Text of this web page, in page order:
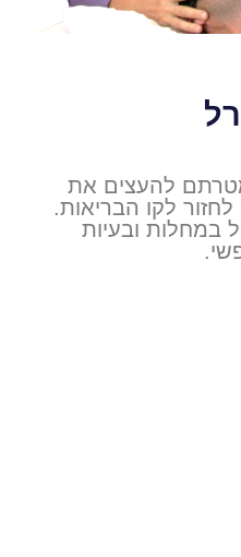
להעצים את
לקו הבריאות.
במחלות ובעיות